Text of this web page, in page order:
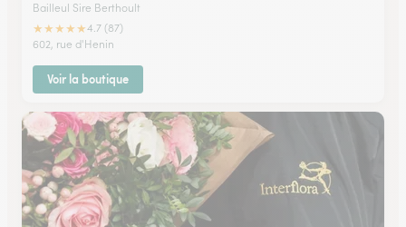
Bailleul Sire Berthoult
★★★★★4.7 (87)
602, rue d'Henin
Voir la boutique